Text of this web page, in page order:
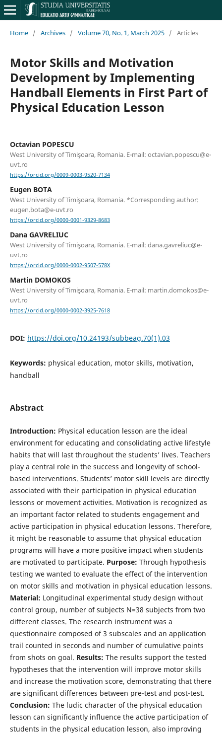
Home / Archives / Volume 70, No. 1, March 2025 / Articles
Motor Skills and Motivation
Development by Implementing
Handball Elements in First Part of
Physical Education Lesson
Octavian POPESCU
West University of Timişoara, Romania. E-mail: octavian.popescu@e-
uvt.ro
https://orcid.org/0009-0003-9520-7134
Eugen BOTA
West University of Timişoara, Romania. *Corresponding author:
eugen.bota@e-uvt.ro
https://orcid.org/0000-0001-9329-8683
Dana GAVRELIUC
West University of Timişoara, Romania. E-mail: dana.gavreliuc@e-
uvt.ro
https://orcid.org/0000-0002-9507-578X
Martin DOMOKOS
West University of Timişoara, Romania. E-mail: martin.domokos@e-
uvt.ro
https://orcid.org/0000-0002-3925-7618
DOI: https://doi.org/10.24193/subbeag.70(1).03
Keywords: physical education, motor skills, motivation,
handball
Abstract
Introduction: Physical education lesson are the ideal
environment for educating and consolidating active lifestyle
habits that will last throughout the students’ lives. Teachers
play a central role in the success and longevity of school-
based interventions. Students’ motor skill levels are directly
associated with their participation in physical education
lessons or movement activities. Motivation is recognized as
an important factor related to students engagement and
active participation in physical education lessons. Therefore,
it might be reasonable to assume that physical education
programs will have a more positive impact when students
are motivated to participate. Purpose: Through hypothesis
testing we wanted to evaluate the effect of the intervention
on motor skills and motivation in physical education lessons.
Material: Longitudinal experimental study design without
control group, number of subjects N=38 subjects from two
different classes. The research instrument was a
questionnaire composed of 3 subscales and an application
trail counted in seconds and number of cumulative points
from shots on goal. Results: The results support the tested
hypotheses that the intervention will improve motor skills
and increase the motivation score, demonstrating that there
are significant differences between pre-test and post-test.
Conclusion: The ludic character of the physical education
lesson can significantly influence the active participation of
students in the physical education lesson, also improving